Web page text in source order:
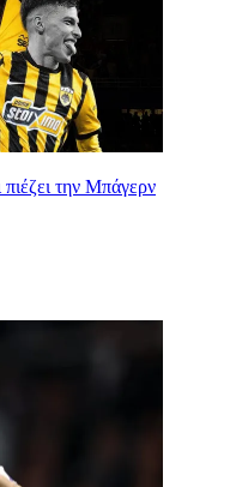
την Μπάγερν